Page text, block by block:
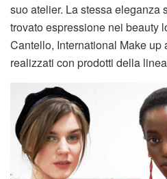
suo atelier. La stessa eleganza
trovato espressione nei beauty
Cantello, International Make up
realizzati con prodotti della